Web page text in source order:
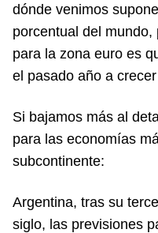
dónde venimos
porcentual del
para la zona euro es
el pasado año a
Si bajamos más al
para las economías
subcontinente:
Argentina, tras su
siglo, las previsiones